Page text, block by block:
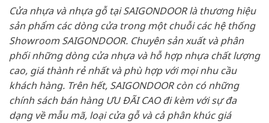
Cửa nhựa và nhựa gỗ tại SAIGONDOOR là thương hiệu
sản phẩm các dòng cửa trong một chuỗi các hệ thống
Showroom SAIGONDOOR. Chuyên sản xuất và phân
phối những dòng cửa nhựa và hỗ hợp nhựa chất lượng
cao, giá thành rẻ nhất và phù hợp với mọi nhu cầu
khách hàng. Trên hết, SAIGONDOOR còn có những
chính sách bán hàng ƯU ĐÃI CAO đi kèm với sự đa
dạng về mẫu mã, loại cửa gỗ và cả phân khúc giá